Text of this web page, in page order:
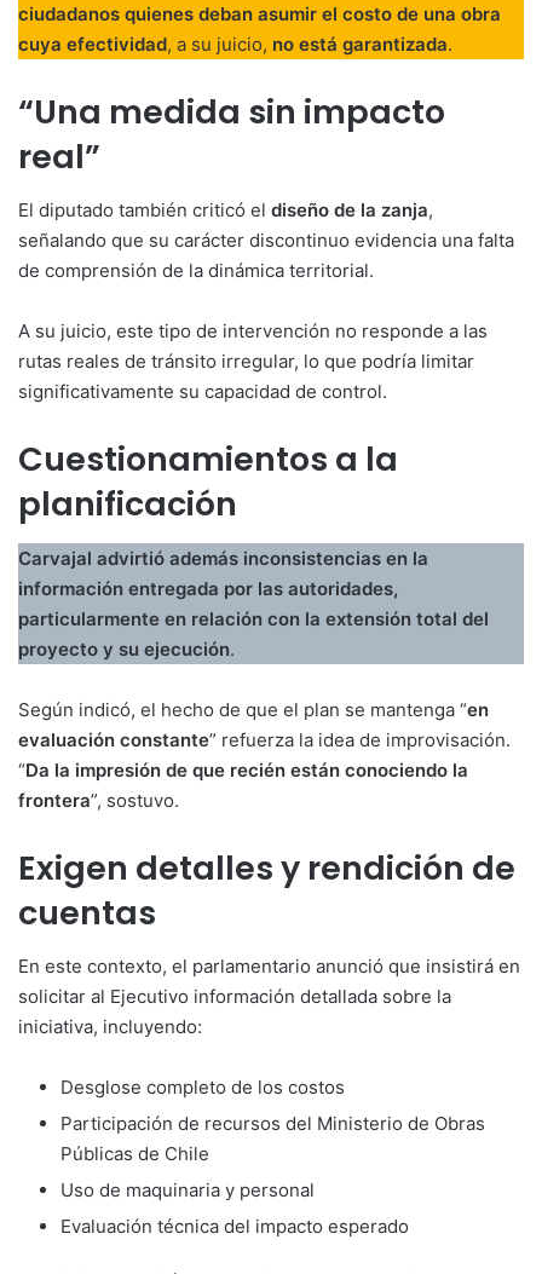
ciudadanos quienes deban asumir el costo de una obra
cuya efectividad, a su juicio, no está garantizada.
“Una medida sin impacto
real”
El diputado también criticó el diseño de la zanja,
señalando que su carácter discontinuo evidencia una falta
de comprensión de la dinámica territorial.
A su juicio, este tipo de intervención no responde a las
rutas reales de tránsito irregular, lo que podría limitar
significativamente su capacidad de control.
Cuestionamientos a la
planificación
Carvajal advirtió además inconsistencias en la
información entregada por las autoridades,
particularmente en relación con la extensión total del
proyecto y su ejecución.
Según indicó, el hecho de que el plan se mantenga “en
evaluación constante” refuerza la idea de improvisación.
“Da la impresión de que recién están conociendo la
frontera”, sostuvo.
Exigen detalles y rendición de
cuentas
En este contexto, el parlamentario anunció que insistirá en
solicitar al Ejecutivo información detallada sobre la
iniciativa, incluyendo:
Desglose completo de los costos
Participación de recursos del Ministerio de Obras
Públicas de Chile
Uso de maquinaria y personal
Evaluación técnica del impacto esperado